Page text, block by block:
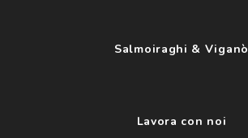
Salmoiraghi & Viganò
Lavora con noi